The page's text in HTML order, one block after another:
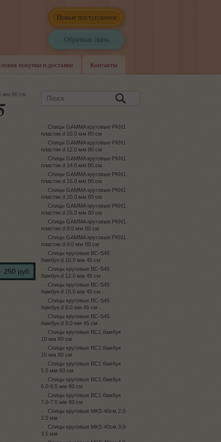
Новые поступления
Обратная связь
покупки и доставки Контакты
мм 80 см
250 руб.
Спицы GAMMA круговые PKN1
пластик d 10.0 мм 80 см
Спицы GAMMA круговые PKN1
пластик d 12.0 мм 80 см
Спицы GAMMA круговые PKN1
пластик d 14.0 мм 80 см
Спицы GAMMA круговые PKN1
пластик d 16.0 мм 80 см
Спицы GAMMA круговые PKN1
пластик d 20.0 мм 80 см
Спицы GAMMA круговые PKN1
пластик d 25.0 мм 80 см
Спицы GAMMA круговые PKN1
пластик d 8.0 мм 80 см
Спицы GAMMA круговые PKN1
пластик d 9.0 мм 80 см
Спицы круговые BC-S45
бамбук d 10.0 мм 45 см .
Спицы круговые BC-S45
бамбук d 12.0 мм 45 см .
Спицы круговые BC-S45
бамбук d 15.0 мм 45 см .
Спицы круговые BC-S45
бамбук d 8.0 мм 45 см .
Спицы круговые BC-S45
бамбук d 9.0 мм 45 см .
Спицы круговые BC1 бамбук
10 мм 80 см
Спицы круговые BC1 бамбук
15 мм 80 см
Спицы круговые BC1 бамбук
5.5 мм 80 см
Спицы круговые BC1 бамбук
6.0-6.5 мм 80 см
Спицы круговые BC1 бамбук
7.0-7.5 мм 80 см
Спицы круговые MKS 40см 2.0-
2.5 мм
Спицы круговые MKS 40см 3.0-
3.5 мм